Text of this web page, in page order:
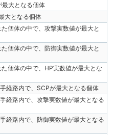
大となる個体
大となる個体
個体の中で、攻撃実数値が最大と
個体の中で、防御実数値が最大と
個体の中で、HP実数値が最大とな
経路内で、SCPが最大となる個体
経路内で、攻撃実数値が最大となる
経路内で、防御実数値が最大となる